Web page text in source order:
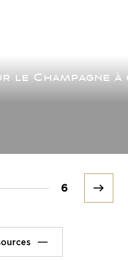
le Champagne
6 Next